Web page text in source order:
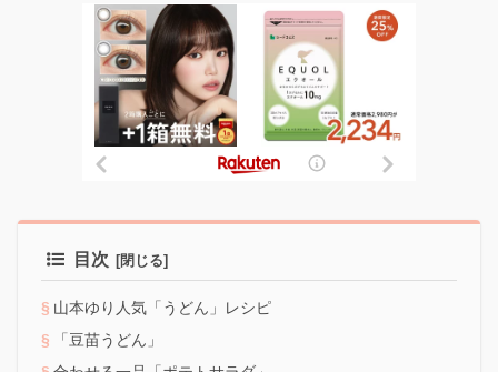
目次
山本ゆり人気「うどん」レシピ
「豆苗うどん」